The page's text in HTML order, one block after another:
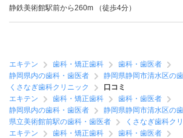
静鉄美術館駅前から260m （徒歩4分）
エキテン 歯科・矯正歯科
歯科・歯医者
静岡県内の歯科・歯医者
静岡県静岡市清水区の
くさなぎ歯科クリニック
口コミ
エキテン
歯科・矯正歯科
歯科・歯医者
静岡県内の歯科・歯医者
静岡県静岡市清水区の
県立美術館前駅の歯科・歯医者
くさなぎ歯科ク
エキテン
歯科・矯正歯科
歯科・歯医者